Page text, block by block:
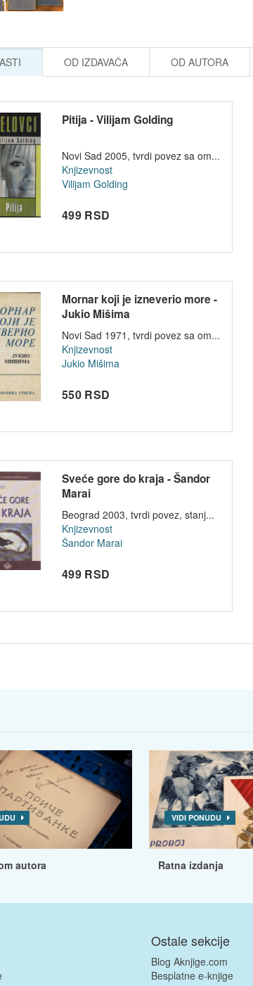
OD IZDAVAČA OD AUTORA
Pitija - Vilijam Golding
Novi Sad 2005, tvrdi povez sa om...
Knjizevnost
Vilijam Golding
499 RSD
Mornar koji je izneverio more -
Jukio Mišima
Novi Sad 1971, tvrdi povez sa om...
Knjizevnost
Jukio Mišima
550 RSD
Sveće gore do kraja - Šandor
Marai
Beograd 2003, tvrdi povez, stanj...
Knjizevnost
Šandor Marai
499 RSD
autora
VIDI PONUDU
Ratna izdanja
Ostale sekcije
Blog Aknjige.com
Besplatne e-knjige